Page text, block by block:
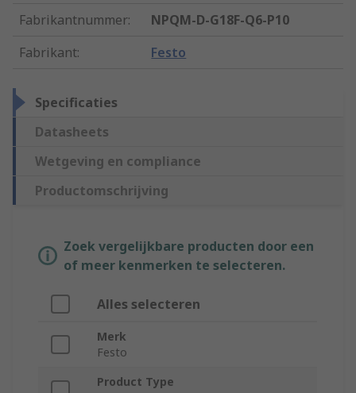
Fabrikantnummer:
NPQM-D-G18F-Q6-P10
Fabrikant: Festo
Specificaties
Datasheets
Wetgeving en compliance
Productomschrijving
Zoek vergelijkbare producten door een
of meer kenmerken te selecteren.
Alles selecteren
Merk
Festo
Product Type